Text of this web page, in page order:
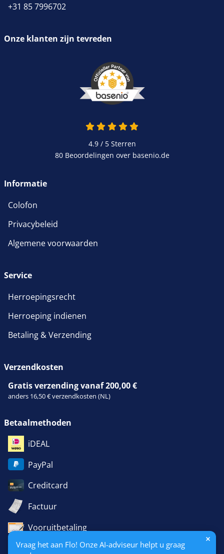
Vraag het aan Flo! Onze AI-adviseur helpt u graag
+31 85 7996702
Onze klanten zijn tevreden
4.9 / 5Sterren
80 Beoordelingen over basenio.de
Informatie
Colofon
Privacybeleid
Algemene voorwaarden
Service
Herroepingsrecht
Herroeping indienen
Betaling & Verzending
Verzendkosten
Gratis verzending vanaf 200,00 €
anders 16,50 € verzendkosten (NL)
Betaalmethoden
iDEAL
PayPal
Creditcard
Factuur
Vooruitbetaling